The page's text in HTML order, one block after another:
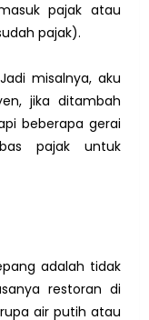
pajak atau
pajak).
Jadi misalnya, aku
jika ditambah
beberapa gerai
pajak untuk
adalah tidak
restoran di
air putih atau